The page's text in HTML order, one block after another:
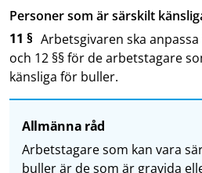
Personer som är särskilt
11 § Arbetsgivaren ska
och 12 §§ för de arbetstagare
känsliga för buller.
Allmänna råd
Arbetstagare som kan vara
buller är de som är gravida